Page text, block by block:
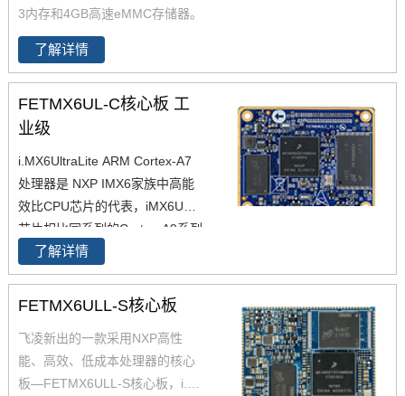
3内存和4GB高速eMMC存储器。
飞凌嵌入式级imx6ul核心板体积
小巧并具有成本优势，为了更好
的让客户进行二次开发，飞凌提
供了iMX6UL的PCB文件，包含底
板的原理图和PCB文件，提供了i.
应用环境，飞凌IMX6UL核心板
兼容IMX6ULL并同时具备工业
级、商业级两种不同的配置。
了解详情
FETMX6UL-C核心板 工
业级
i.MX6UltraLite ARM Cortex-A7
处理器是 NXP IMX6家族中高能
效比CPU芯片的代表，iMX6UL
芯片相比同系列的Cortex-A9系列
产品,在同等性能下iMX6ul功耗更
低。下面介绍一下飞凌i.MX6UL
工业级核心板的基本参数，飞凌
MHz，内存256MB，存储256MB
（1GB可选），6路原生串口，开
发资源丰富，飞凌提供了imx6ul
了解详情
FETMX6ULL-S核心板
飞凌新出的一款采用NXP高性
能、高效、低成本处理器的核心
板—FETMX6ULL-S核心板， i.M